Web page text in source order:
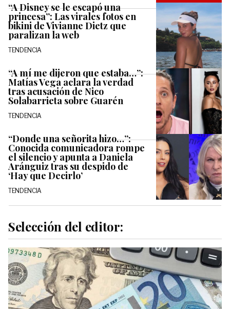
“A Disney se le escapó una
princesa”: Las virales fotos en
bikini de Vivianne Dietz que
paralizan la web
TENDENCIA
“A mí me dijeron que estaba…”:
Matías Vega aclara la verdad
tras acusación de Nico
Solabarrieta sobre Guarén
TENDENCIA
“Donde una señorita hizo…”:
Conocida comunicadora rompe
el silencio y apunta a Daniela
Aránguiz tras su despido de
‘Hay que Decirlo’
TENDENCIA
Selección del editor: